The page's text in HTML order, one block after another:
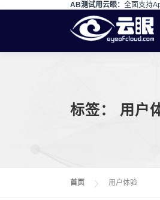
AB测试用云眼： 全面支持
标签： 用户
首页 用户体验